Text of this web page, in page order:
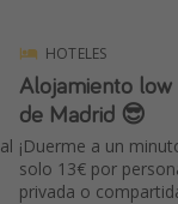
HOTELES
Alojamiento
de Madrid 😎
¡Duerme a un
solo 13€ por
privada o